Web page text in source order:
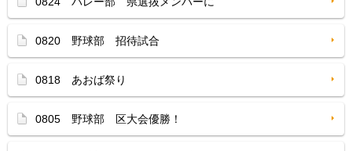
0820 野球部 招待試合
0818 あおば祭り
0805 野球部 区大会優勝！